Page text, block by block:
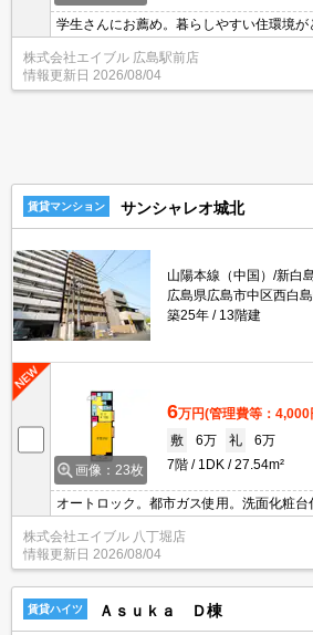
学生さんにお薦め。暮らしやすい住環境が
株式会社エイブル 広島駅前店
情報更新日 2026/08/04
賃貸マンション サンシャレオ城北
山陽本線（中国）/新白
広島県広島市中区西白
築25年
13階建
画像：23枚
6万円(管理費等：4,000
敷
6万 礼
6万
7階
1DK 27.54m²
オートロック。都市ガス使用。洗面化粧台
株式会社エイブル 八丁堀店
情報更新日 2026/08/04
賃貸ハイツ Ａｓｕｋａ Ｄ棟